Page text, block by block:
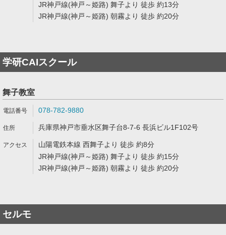
JR神戸線(神戸～姫路) 舞子より 徒歩 約13分
JR神戸線(神戸～姫路) 朝霧より 徒歩 約20分
学研CAIスクール
舞子教室
078-782-9880
兵庫県神戸市垂水区舞子台8-7-6 長浜ビル1F102号
山陽電鉄本線 西舞子より 徒歩 約8分
JR神戸線(神戸～姫路) 舞子より 徒歩 約15分
JR神戸線(神戸～姫路) 朝霧より 徒歩 約20分
セルモ